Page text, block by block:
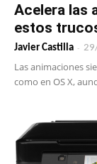
Acelera las
estos
Javier Castilla -
Las animaciones
como en OS X,